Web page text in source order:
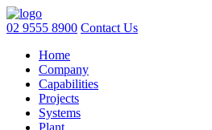
02 9555 8900 Contact Us
Home
Company
Capabilities
Projects
Systems
Plant